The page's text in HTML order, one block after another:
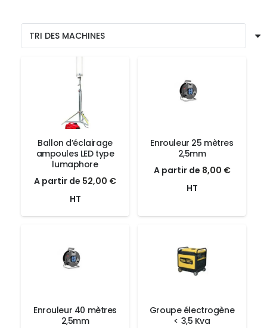
Ballon d’éclairage
ampoules LED type
lumaphore
A partir de Le
initial
52,00 €Le
actuel
HT
Enrouleur 25 mètres
2,5mm
A partir de Le
8,00 €Le
HT
Enrouleur 40 mètres
2,5mm
Groupe électrogène
< 3,5 Kva